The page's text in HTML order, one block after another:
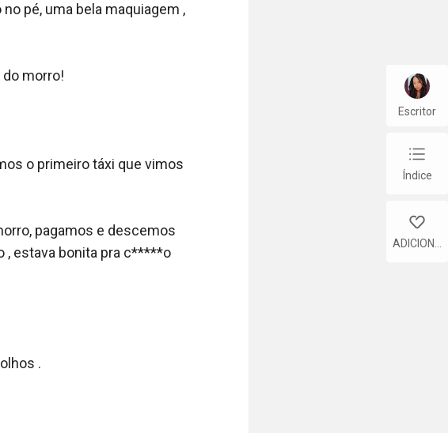
pé, uma bela maquiagem ,
do morro!
o primeiro táxi que vimos
pagamos e descemos
, estava bonita pra c*****o
.
Escritor
chap_list
Índice
like
ADICIONA